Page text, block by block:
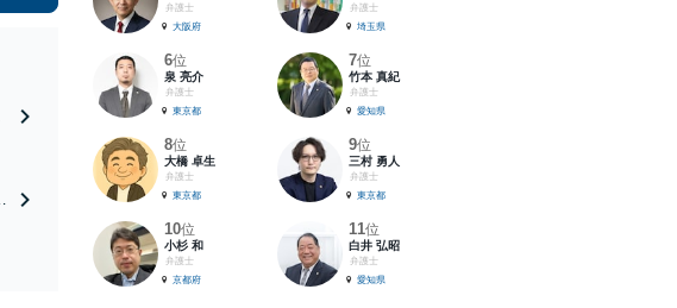
弁護士
大阪府
弁護士
埼玉県
6位
泉 亮介
弁護士
東京都
7位
竹本 真紀
弁護士
愛知県
8位
大橋 卓生
弁護士
東京都
9位
三村 勇人
弁護士
東京都
10位
小杉 和
弁護士
京都府
11位
白井 弘昭
弁護士
愛知県